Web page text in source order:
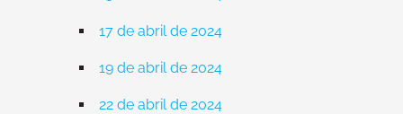
17 de abril de 2024
19 de abril de 2024
22 de abril de 2024